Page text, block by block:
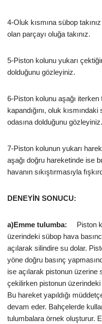
4-Oluk kısmına sübop
olan parçayı oluğa takınız.
5-Piston kolunu yukarı
dolduğunu gözleyiniz.
6-Piston kolunu aşağı iterken
kapandığını, oluk
odasına dolduğunu gözleyiniz.
7-Piston kolunun yukarı
aşağı doğru hareketinde ise
havanın sıkıştırmasıyla
DENEYİN SONUCU:
a)Emme tulumba: Piston
üzerindeki sübop hava
açılarak silindire su dolar.
yöne doğru basınç
ise açılarak pistonun üzerine
çekilirken pistonun üzerindeki
Bu hareket yapıldığı
devam eder. Bahçelerde
tulumbalara örnek oluşturur.